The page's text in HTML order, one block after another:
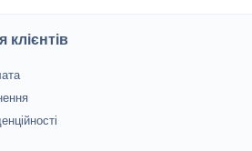
клієнтів